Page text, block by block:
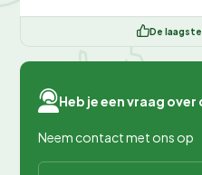
De
Heb je een vraag
Neem contact met ons op